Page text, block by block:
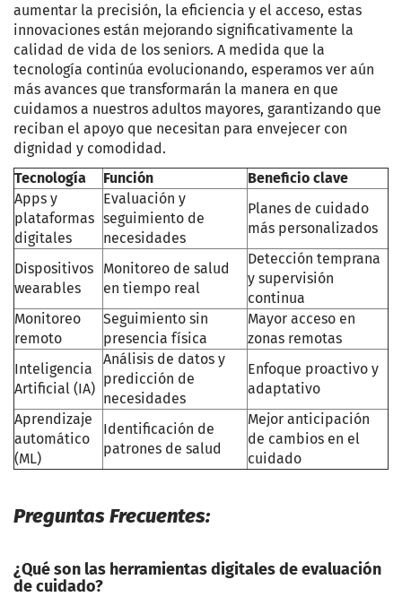
aumentar la precisión, la eficiencia y el acceso, estas
innovaciones están mejorando significativamente la
calidad de vida de los seniors. A medida que la
tecnología continúa evolucionando, esperamos ver aún
más avances que transformarán la manera en que
cuidamos a nuestros adultos mayores, garantizando que
reciban el apoyo que necesitan para envejecer con
dignidad y comodidad.
Tecnología
Función
Beneficio clave
Apps y
plataformas
digitales
Evaluación y
seguimiento de
necesidades
Planes de cuidado
más personalizados
Dispositivos
wearables
Monitoreo de salud
en tiempo real
Detección temprana
y supervisión
continua
Monitoreo
remoto
Seguimiento sin
presencia física
Mayor acceso en
zonas remotas
Inteligencia
Artificial (IA)
Análisis de datos y
predicción de
necesidades
Enfoque proactivo y
adaptativo
Aprendizaje
automático
(ML)
Identificación de
patrones de salud
Mejor anticipación
de cambios en el
cuidado
Preguntas Frecuentes:
¿Qué son las herramientas digitales de evaluación
de cuidado?